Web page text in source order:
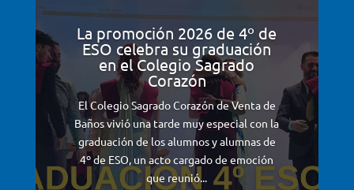
La promoción 2026 de 4º de
ESO celebra su graduación
en el Colegio Sagrado
Corazón
El Colegio Sagrado Corazón de Venta de
Baños vivió una tarde muy especial con la
graduación de los alumnos y alumnas de
4º de ESO, un acto cargado de emoción
que reunió...